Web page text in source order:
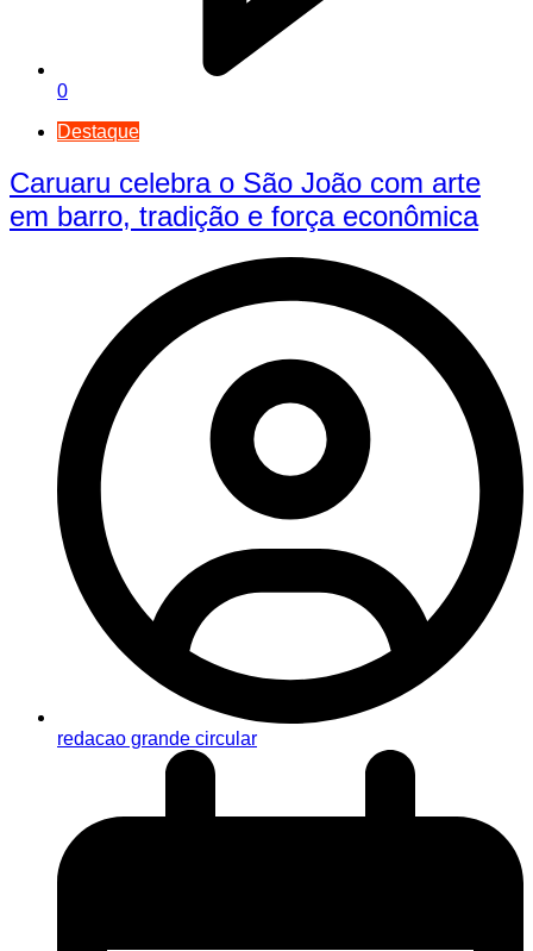
0
Destaque
Caruaru celebra o São João com arte
em barro, tradição e força econômica
redacao grande circular